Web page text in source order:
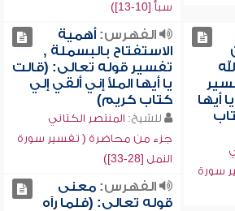
سبأ [10-13])
أيها
سورة
الفهرس:أهمية
الاستفتاح بالبسملة ,
تفسير قوله تعالى: (قالت
يا أيها الملأ إني ألقي إلي
كتاب كريم)
للشيخ: المنتصر الكتاني
جزء من محاضرة ( تفسير سورة
النمل [28-33])
الفهرس:معنى
قوله تعالى: (فلما رآه